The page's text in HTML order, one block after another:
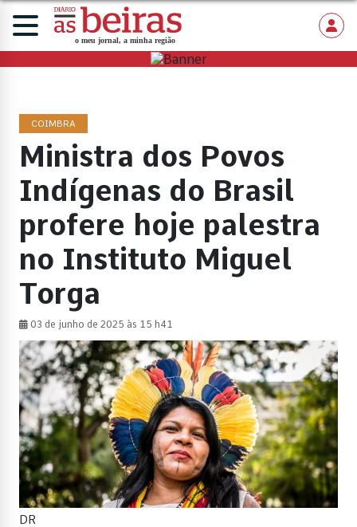
COIMBRA
Ministra dos Povos
Indígenas do Brasil
profere hoje palestra
no Instituto Miguel
Torga
03 de junho de 2025 às 15 h41
DR